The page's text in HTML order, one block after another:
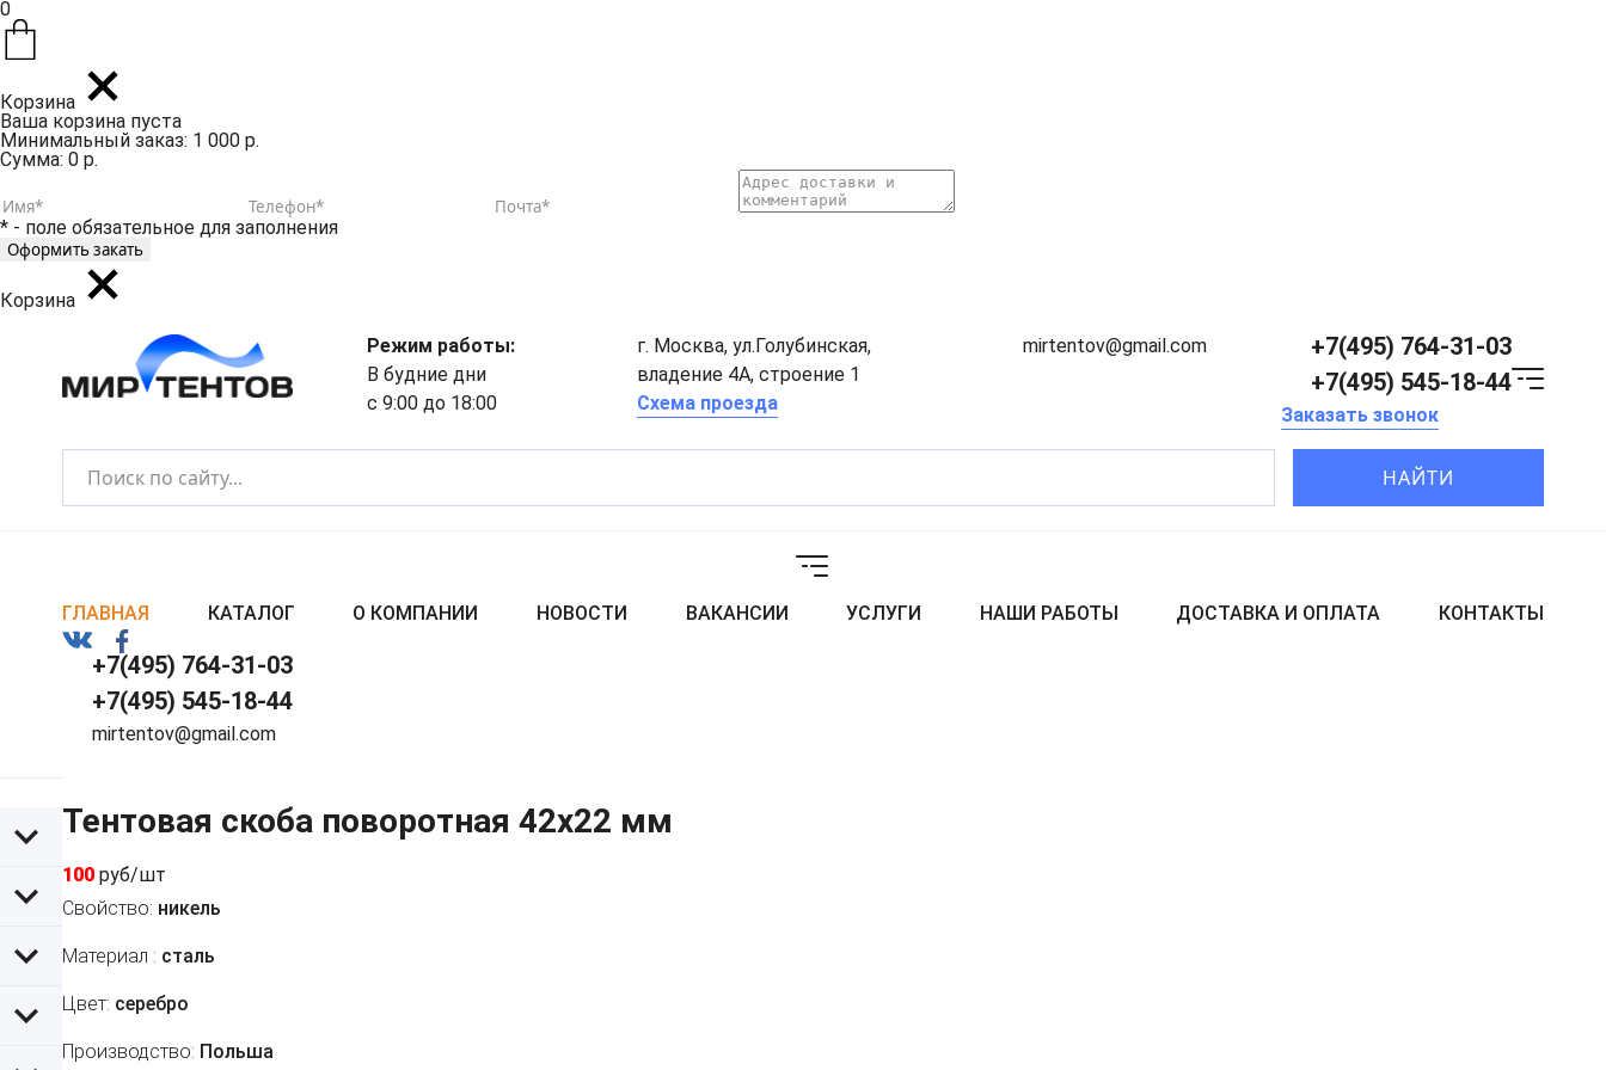
0
Корзина
Ваша корзина пуста
Минимальный заказ: 1 000 р.
Сумма: 0 р.
* - поле обязательное для заполнения
Корзина
Режим работы:
В будние дни
с 9:00 до 18:00
г. Москва, ул.Голубинская,
владение 4А, строение 1
Схема проезда
mirtentov@gmail.com
+7(495) 764-31-03
+7(495) 545-18-44
Заказать звонок
НАЙТИ
ГЛАВНАЯ КАТАЛОГ О КОМПАНИИ НОВОСТИ ВАКАНСИИ УСЛУГИ НАШИ РАБОТЫ ДОСТАВКА И ОПЛАТА КОНТАКТЫ
+7(495) 764-31-03
+7(495) 545-18-44
mirtentov@gmail.com
Тентовая скоба поворотная 42х22 мм
100 руб/шт
Свойство: никель
Материал : сталь
Цвет: серебро
Производство: Польша